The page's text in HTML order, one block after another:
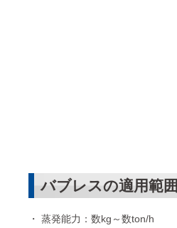
バブレスの適用範囲
蒸発能力：数kg～数ton/h